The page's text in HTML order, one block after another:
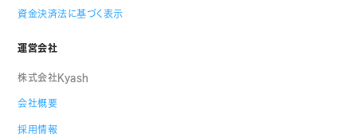
資金決済法に基づく表示
運営会社
株式会社Kyash
会社概要
採用情報